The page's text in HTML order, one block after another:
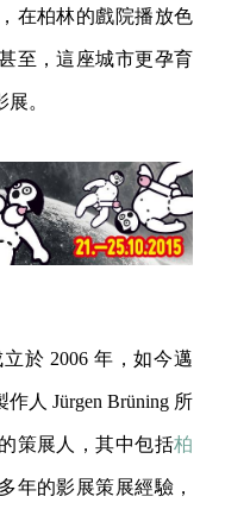
在柏林的戲院播放色
至，這座城市更孕育
。
立於 2006 年，如今邁
人 Jürgen Brüning 所
策展人，其中包括柏
年的影展策展經驗，